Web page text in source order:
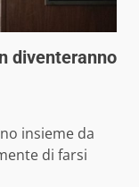
diventeranno
insieme da
di farsi